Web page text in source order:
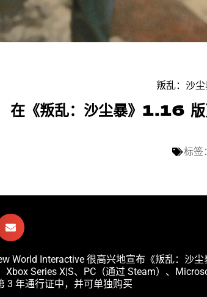
叛乱：沙尘
在《叛乱：沙尘暴》1.16 版
标签：
World Interactive 很高兴地宣布《叛乱：沙
Xbox Series X|S、PC（通过 Steam）、
3 年通行证中，并可单独购买